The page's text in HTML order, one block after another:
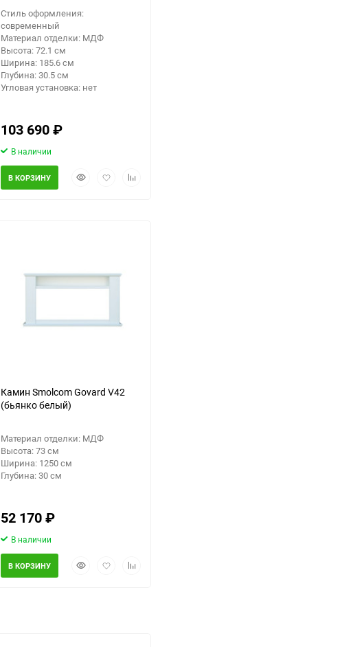
Стиль оформления:
современный
Материал отделки: МДФ
Высота: 72.1 см
Ширина: 185.6 см
Глубина: 30.5 см
Угловая установка: нет
103 690₽
В наличии
БыстрыйДобавитьДобавить
В КОРЗИНУ
Камин Smolcom Govard V42
(бьянко белый)
Материал отделки: МДФ
Высота: 73 см
Ширина: 1250 см
Глубина: 30 см
52 170₽
В наличии
БыстрыйДобавитьДобавить
В КОРЗИНУ